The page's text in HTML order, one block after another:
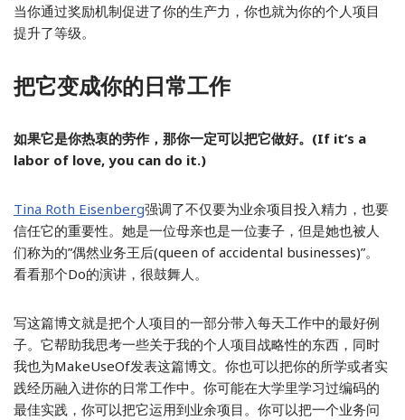
当你通过奖励机制促进了你的生产力，你也就为你的个人项目
提升了等级。
把它变成你的日常工作
如果它是你热衷的劳作，那你一定可以把它做好。(If it’s a
labor of love, you can do it.)
Tina Roth Eisenberg强调了不仅要为业余项目投入精力，也要
信任它的重要性。她是一位母亲也是一位妻子，但是她也被人
们称为的”偶然业务王后(queen of accidental businesses)”。
看看那个Do的演讲，很鼓舞人。
写这篇博文就是把个人项目的一部分带入每天工作中的最好例
子。它帮助我思考一些关于我的个人项目战略性的东西，同时
我也为MakeUseOf发表这篇博文。你也可以把你的所学或者实
践经历融入进你的日常工作中。你可能在大学里学习过编码的
最佳实践，你可以把它运用到业余项目。你可以把一个业务问